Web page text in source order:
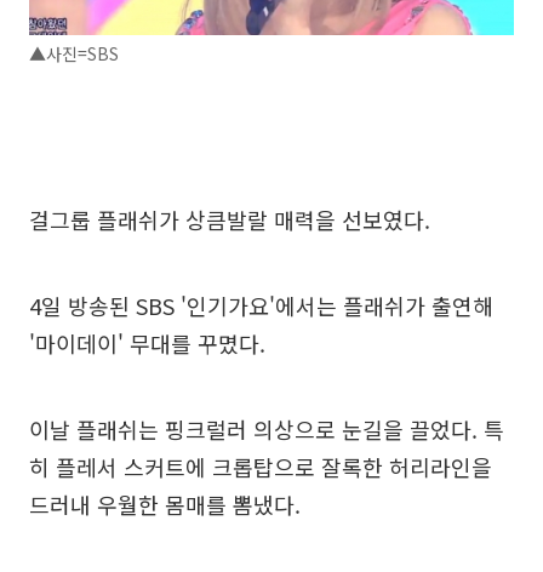
▲사진=SBS
걸그룹 플래쉬가 상큼발랄 매력을 선보였다.
4일 방송된 SBS '인기가요'에서는 플래쉬가 출연해
'마이데이' 무대를 꾸몄다.
이날 플래쉬는 핑크럴러 의상으로 눈길을 끌었다. 특
히 플레서 스커트에 크롭탑으로 잘록한 허리라인을
드러내 우월한 몸매를 뽐냈다.